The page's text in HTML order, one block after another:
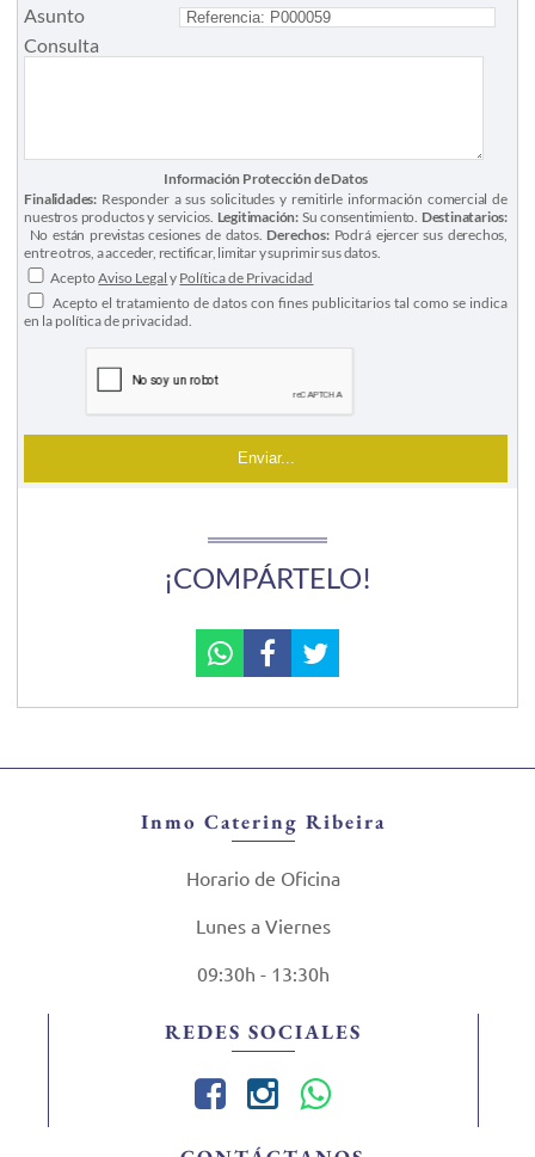
¡COMPÁRTELO!
Asunto
Consulta
Información Protección de Datos
Finalidades: Responder a sus solicitudes y remitirle información comercial de
nuestros productos y servicios. Legitimación: Su consentimiento. Destinatarios:
No están previstas cesiones de datos. Derechos:Podrá ejercer sus derechos,
entre otros, a acceder, rectificar, limitar y suprimir sus datos.
AceptoAviso Legal y Política de Privacidad
Acepto el tratamiento de datos con fines publicitarios tal como se indica
en la política de privacidad.
Inmo Catering Ribeira
Horario de Oficina
Lunes a Viernes
09:30h - 13:30h
REDES SOCIALES